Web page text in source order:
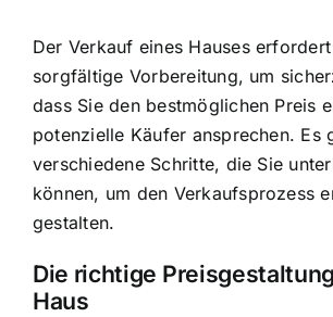
Der Verkauf eines Hauses
sorgfältige Vorbereitung, um
dass Sie den bestmöglichen Preis
potenzielle Käufer ansprechen. Es
verschiedene Schritte, die Sie
können, um den Verkaufsprozess
gestalten.
Die richtige
Haus